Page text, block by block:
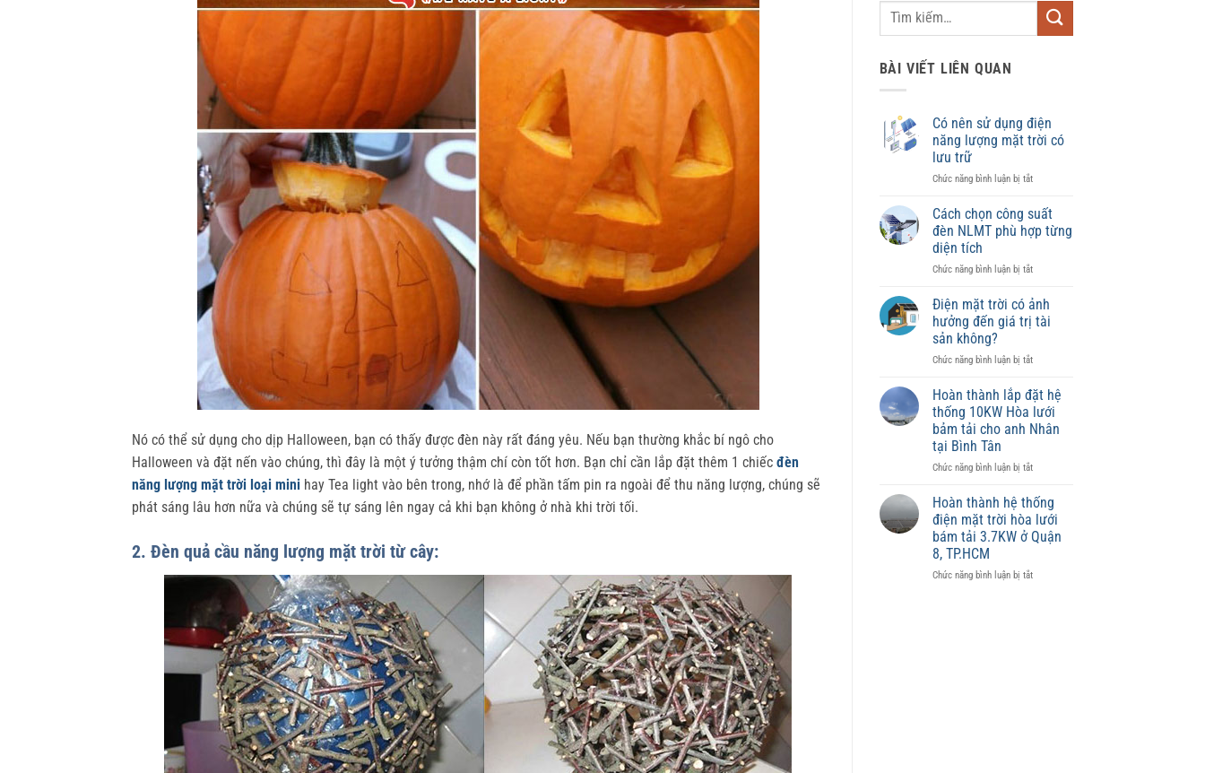
Nó có thể sử dụng cho dịp Halloween, bạn có thấy được đèn này rất đáng yêu. Nếu bạn thường khắc bí ngô cho
Halloween và đặt nến vào chúng, thì đây là một ý tưởng thậm chí còn tốt hơn. Bạn chỉ cần lắp đặt thêm 1 chiếc đèn
năng lượng mặt trời loại mini hay Tea light vào bên trong, nhớ là để phần tấm pin ra ngoài để thu năng lượng, chúng sẽ
phát sáng lâu hơn nữa và chúng sẽ tự sáng lên ngay cả khi bạn không ở nhà khi trời tối.
2. Đèn quả cầu năng lượng mặt trời từ cây:
BÀI VIẾT LIÊN QUAN
Có nên sử dụng điện
năng lượng mặt trời có
lưu trữ
Chức năng bình luận bị tắtở
nên
dụng
năng
mặt
trời
trữ
Cách chọn công suất
đèn NLMT phù hợp từng
diện tích
Chức năng bình luận bị tắtở
chọn
công
suất
NLMT
hợp
từng
diện
tích
Điện mặt trời có ảnh
hưởng đến giá trị tài
sản không?
Chức năng bình luận bị tắtở
mặt
trời
có
ảnh
đến
trị
tài
sản
không?
Hoàn thành lắp đặt hệ
thống 10KW Hòa lưới
bảm tải cho anh Nhân
tại Bình Tân
Chức năng bình luận bị tắtở
thành
lắp
đặt
hệ
10KW
Hoàn thành hệ thống
điện mặt trời hòa lưới
bám tải 3.7KW ở Quận
8, TP.HCM
Chức năng bình luận bị tắtở